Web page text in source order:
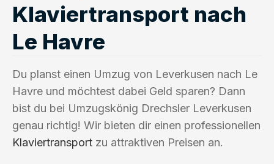
Klaviertransport nach
Le Havre
Du planst einen Umzug von Leverkusen nach Le
Havre und möchtest dabei Geld sparen? Dann
bist du bei Umzugskönig Drechsler Leverkusen
genau richtig! Wir bieten dir einen professionellen
Klaviertransport zu attraktiven Preisen an.